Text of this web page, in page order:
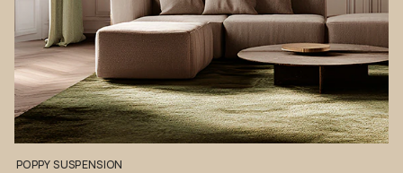
POPPYSUSPENSION